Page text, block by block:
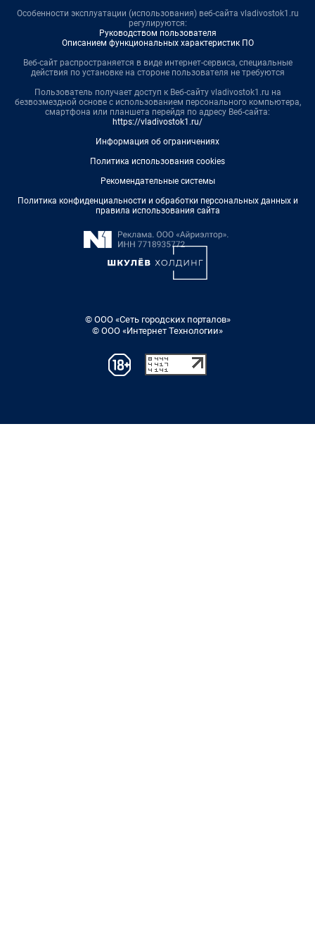
Особенности эксплуатации (использования) веб-сайта vladivostok1.ru
регулируются:
Руководством пользователя
Описанием функциональных характеристик ПО
Веб-сайт распространяется в виде интернет-сервиса, специальные
действия по установке на стороне пользователя не требуются
Пользователь получает доступ к Веб-сайту vladivostok1.ru на
безвозмездной основе с использованием персонального компьютера,
смартфона или планшета перейдя по адресу Веб-сайта:
https://vladivostok1.ru/
Информация об ограничениях
Политика использования cookies
Рекомендательные системы
Политика конфиденциальности и обработки персональных данных и
правила использования сайта
© ООО «Сеть городских порталов»
© ООО «Интернет Технологии»